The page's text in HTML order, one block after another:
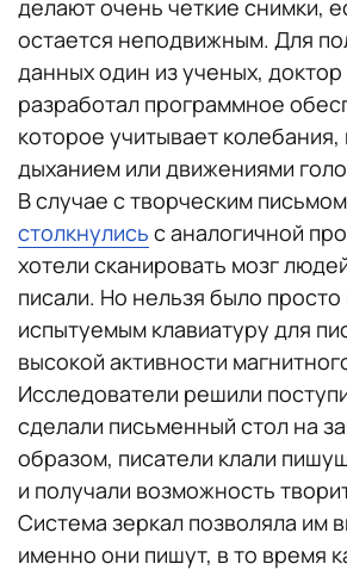
делают очень четкие снимки,
остается неподвижным. Для
данных один из ученых,
разработал программное
которое учитывает
дыханием или движениями
В случае с творческим
столкнулись с аналогичной
хотели сканировать мозг
писали. Но нельзя было
испытуемым клавиатуру для
высокой активности
Исследователи решили
сделали письменный стол на
образом, писатели клали
и получали возможность
Система зеркал позволяла им
именно они пишут, в то время